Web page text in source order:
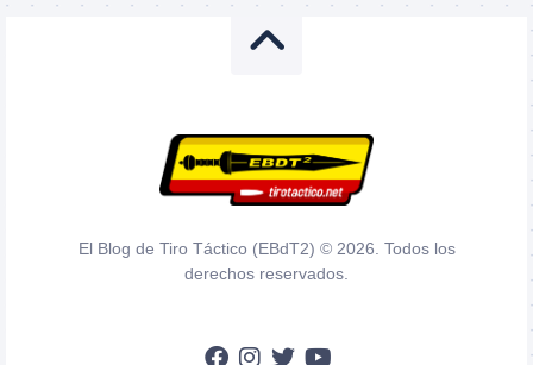
El Blog de Tiro Táctico (EBdT2) © 2026. Todos los
derechos reservados.